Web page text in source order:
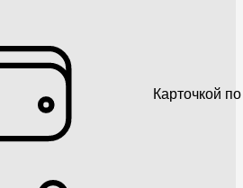
Карточкой